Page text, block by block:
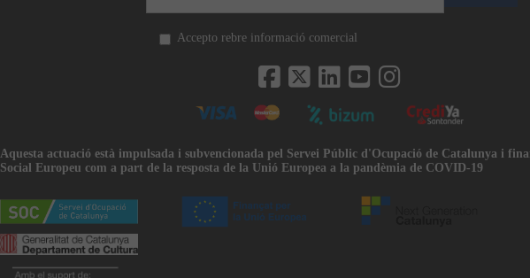
Accepto rebre informació comercial
Aquesta actuació està impulsada i subvencionada pel Servei Públic d'Ocupació de Catalunya i
Social Europeu com a part de la resposta de la Unió Europea a la pandèmia de COVID-19